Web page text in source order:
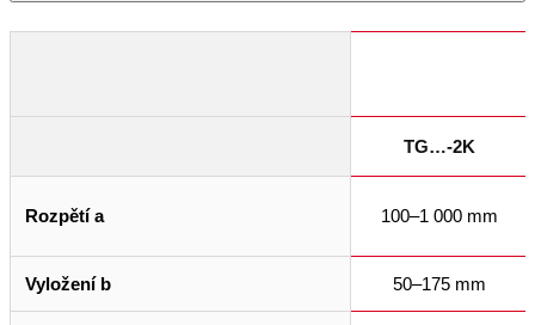
TG…-2K
Rozpětí a 100–1 000 mm
Vyložení b 50–175 mm